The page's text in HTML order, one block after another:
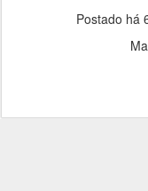
Postado há